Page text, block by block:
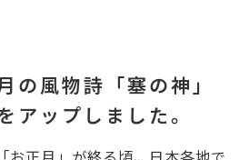
の風物詩「塞の神」
アップしました。